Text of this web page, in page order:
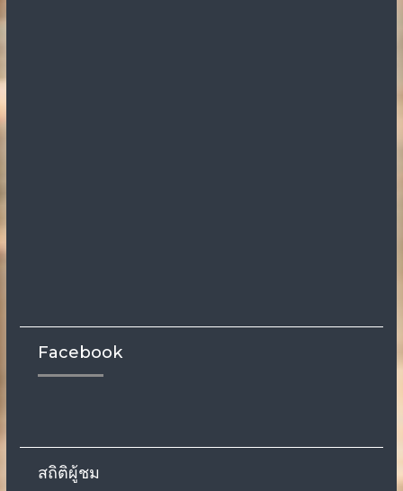
Facebook
สถิติผู้ชม